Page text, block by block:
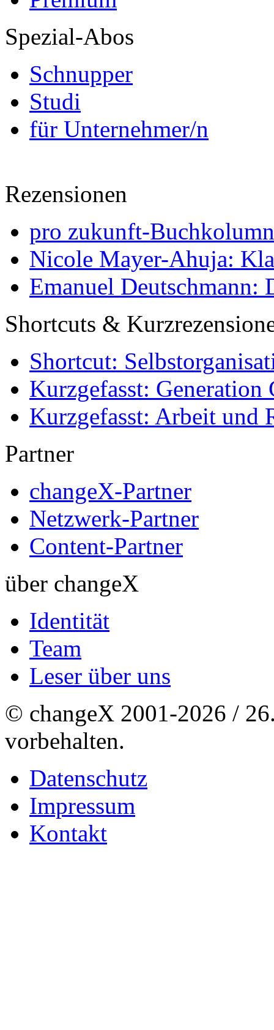
Spezial-Abos
Schnupper
Studi
für Unternehmer/n
Rezensionen
pro zukunft-
Nicole Mayer-Ahuja:
Emanuel Deutschmann:
Shortcuts &
Shortcut:
Kurzgefasst: Generation
Kurzgefasst: Arbeit und
Partner
changeX-Partner
Netzwerk-Partner
Content-Partner
über changeX
Identität
Team
Leser über uns
© changeX 2001-2026 /
vorbehalten.
Datenschutz
Impressum
Kontakt